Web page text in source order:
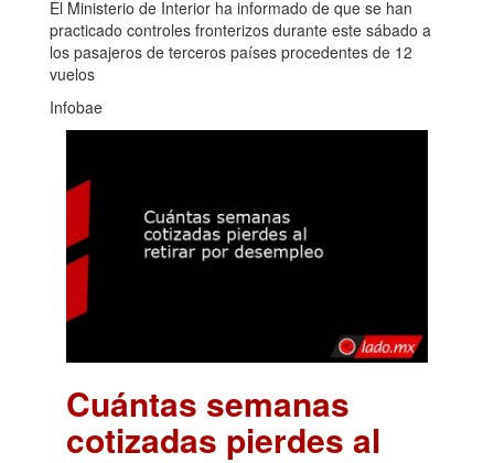
El Ministerio de Interior ha informado de que se han
practicado controles fronterizos durante este sábado a
los pasajeros de terceros países procedentes de 12
vuelos
Infobae
Cuántas semanas
cotizadas pierdes al